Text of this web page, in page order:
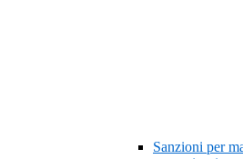
Sanzioni per